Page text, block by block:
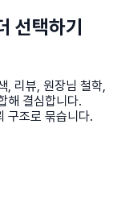
선택하기
, 리뷰, 원장님 철학,
해 결심합니다.
구조로 묶습니다.